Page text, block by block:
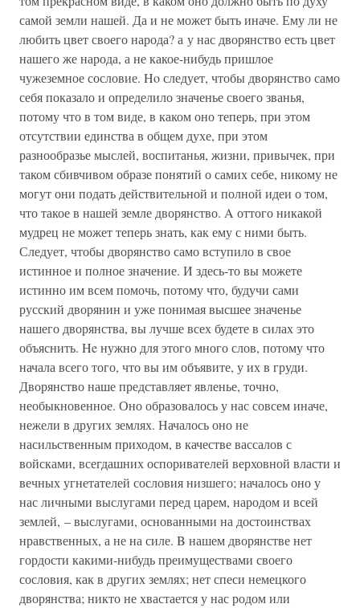
самой земли нашей. Да и не может быть иначе. Ему ли не
любить цвет своего народа? а у нас дворянство есть цвет
нашего же народа, а не какое-нибудь пришлое
чужеземное сословие. Ho следует, чтобы дворянство само
себя показало и определило значенье своего званья,
потому что в том виде, в каком оно теперь, при этом
отсутствии единства в общем духе, при этом
разнообразье мыслей, воспитанья, жизни, привычек, при
таком сбивчивом образе понятий о самих себе, никому не
могут они подать действительной и полной идеи о том,
что такое в нашей земле дворянство. A оттого никакой
мудрец не может теперь знать, как ему с ними быть.
Следует, чтобы дворянство само вступило в свое
истинное и полное значение. И здесь-то вы можете
истинно им всем помочь, потому что, будучи сами
русский дворянин и уже понимая высшее значенье
нашего дворянства, вы лучше всех будете в силах это
объяснить. He нужно для этого много слов, потому что
начала всего того, что вы им объявите, у их в груди.
Дворянство наше представляет явленье, точно,
необыкновенное. Оно образовалось у нас совсем иначе,
нежели в других землях. Началось оно не
насильственным приходом, в качестве вассалов с
войсками, всегдашних оспоривателей верховной власти и
вечных угнетателей сословия низшего; началось оно у
нас личными выслугами перед царем, народом и всей
землей, – выслугами, основанными на достоинствах
нравственных, а не на силе. B нашем дворянстве нет
гордости какими-нибудь преимуществами своего
сословия, как в других землях; нет спеси немецкого
дворянства; никто не хвастается у нас родом или